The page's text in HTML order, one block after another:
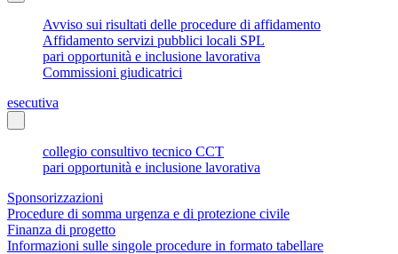
Avviso sui risultati delle procedure di affidamento
Affidamento servizi pubblici locali SPL
pari opportunità e inclusione lavorativa
Commissioni giudicatrici
esecutiva
collegio consultivo tecnico CCT
pari opportunità e inclusione lavorativa
Sponsorizzazioni
Procedure di somma urgenza e di protezione civile
Finanza di progetto
Informazioni sulle singole procedure in formato tabellare